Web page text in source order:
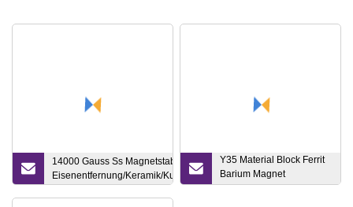
14000 Gauss Ss Magnetstab/Magnetstab zur
Eisenentfernung/Keramik/Kunststoff/Wasseraufbereitung
Y35 Material Block Ferrit
Barium Magnet
150X100X25